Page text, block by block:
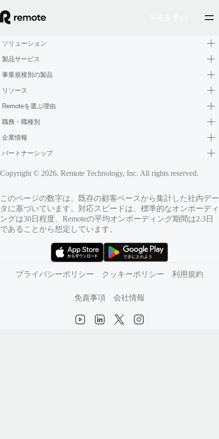
ソリューション
製品サービス
事業規模別の製品
リソース
Remoteを選ぶ理由
職務・職種別
企業情報
パートナーシップ
Copyright © 2026. Remote Technology, Inc. All rights reserved.
このページの数字は、既存の顧客ベースから集計した社内デー
タに基づいています。対応スピードは、標準的なオンボーディ
ングは30日程度、Remoteの平均オンボーディング期間は2.3日
であることから想定しています。
プライバシーポリシー
クッキーポリシー 利用規約
免責事項 会社情報